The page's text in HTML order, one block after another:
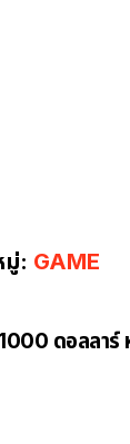
มู่: GAME
ดอลลาร์